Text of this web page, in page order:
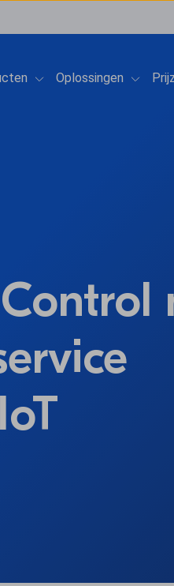
Show submenu for
Oplossingen Show